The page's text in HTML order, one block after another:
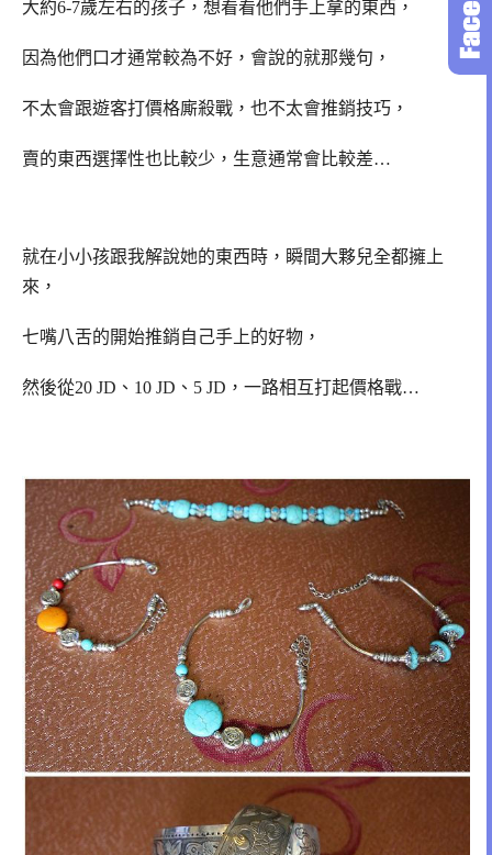
大約6-7歲左右的孩子，想看看他們手上拿的東西，
因為他們口才通常較為不好，會說的就那幾句，
不太會跟遊客打價格廝殺戰，也不太會推銷技巧，
賣的東西選擇性也比較少，生意通常會比較差…
就在小小孩跟我解說她的東西時，瞬間大夥兒全都擁上
來，
七嘴八舌的開始推銷自己手上的好物，
然後從20 JD、10 JD、5 JD，一路相互打起價格戰…